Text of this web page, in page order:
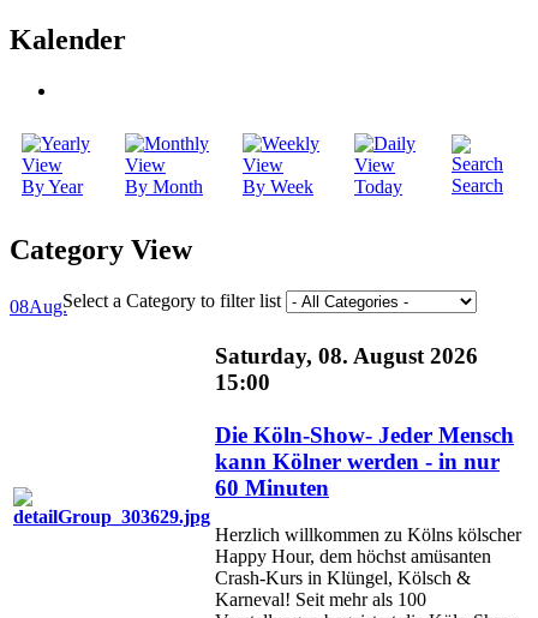
Kalender
By Year By Month By Week Today Search
Category View
Select a Category to filter list
08Aug.
Saturday, 08. August 2026
15:00
Die Köln-Show- Jeder Mensch
kann Kölner werden - in nur
60 Minuten
Herzlich willkommen zu Kölns kölscher
Happy Hour, dem höchst amüsanten
Crash-Kurs in Klüngel, Kölsch &
Karneval! Seit mehr als 100